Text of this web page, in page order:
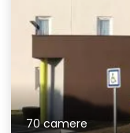
70 camere